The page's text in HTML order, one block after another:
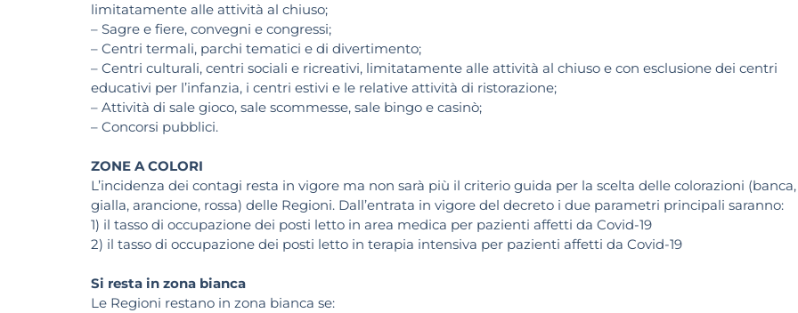
limitatamente alle attività al chiuso;
– Sagre e fiere, convegni e congressi;
– Centri termali, parchi tematici e di divertimento;
– Centri culturali, centri sociali e ricreativi, limitatamente alle attività al chiuso e con esclusione dei centri
educativi per l’infanzia, i centri estivi e le relative attività di ristorazione;
– Attività di sale gioco, sale scommesse, sale bingo e casinò;
– Concorsi pubblici.
ZONE A COLORI
L’incidenza dei contagi resta in vigore ma non sarà più il criterio guida per la scelta delle colorazioni (banca,
gialla, arancione, rossa) delle Regioni. Dall’entrata in vigore del decreto i due parametri principali saranno:
1) il tasso di occupazione dei posti letto in area medica per pazienti affetti da Covid-19
2) il tasso di occupazione dei posti letto in terapia intensiva per pazienti affetti da Covid-19
Si resta in zona bianca
Le Regioni restano in zona bianca se: